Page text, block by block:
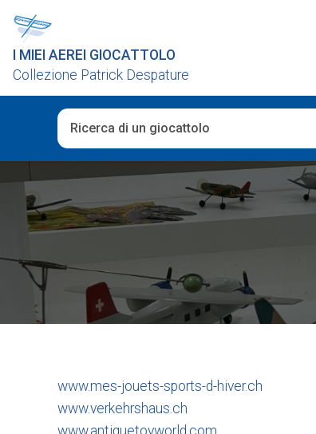
I MIEI AEREI GIOCATTOLO
Collezione Patrick Despature
www.mes-jouets-sports-d-hiver.ch
www.verkehrshaus.ch